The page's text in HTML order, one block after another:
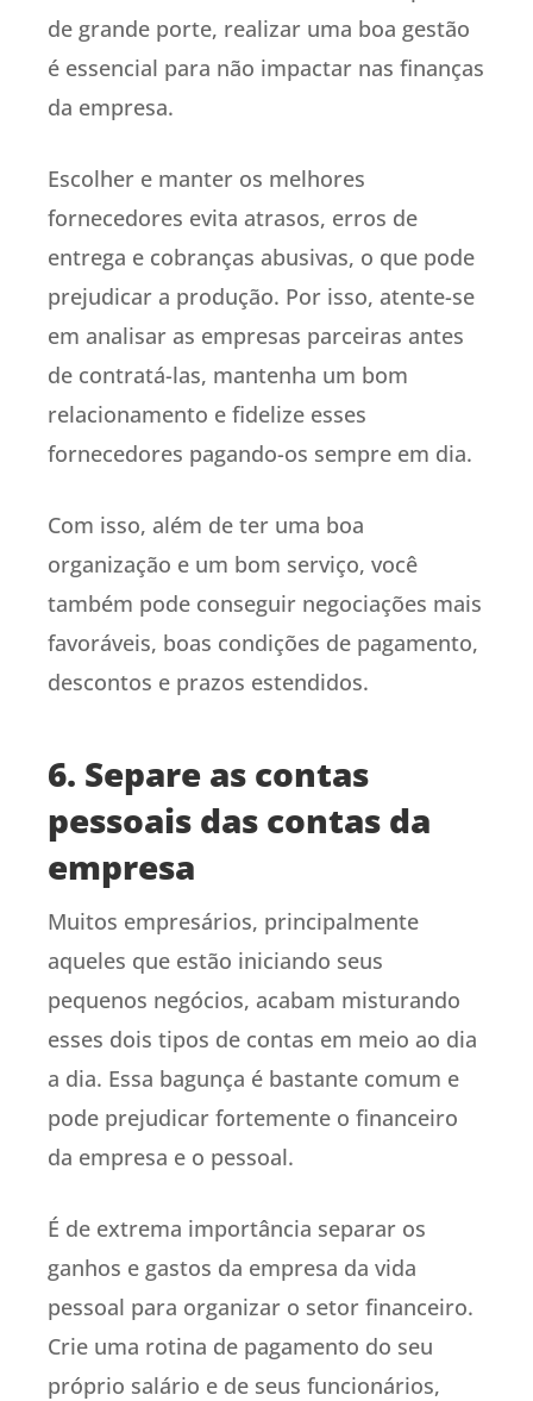
de grande porte, realizar uma boa gestão
é essencial para não impactar nas finanças
da empresa.
Escolher e manter os melhores
fornecedores evita atrasos, erros de
entrega e cobranças abusivas, o que pode
prejudicar a produção. Por isso, atente-se
em analisar as empresas parceiras antes
de contratá-las, mantenha um bom
relacionamento e fidelize esses
fornecedores pagando-os sempre em dia.
Com isso, além de ter uma boa
organização e um bom serviço, você
também pode conseguir negociações mais
favoráveis, boas condições de pagamento,
descontos e prazos estendidos.
6. Separe as contas
pessoais das contas da
empresa
Muitos empresários, principalmente
aqueles que estão iniciando seus
pequenos negócios, acabam misturando
esses dois tipos de contas em meio ao dia
a dia. Essa bagunça é bastante comum e
pode prejudicar fortemente o financeiro
da empresa e o pessoal.
É de extrema importância separar os
ganhos e gastos da empresa da vida
pessoal para organizar o setor financeiro.
Crie uma rotina de pagamento do seu
próprio salário e de seus funcionários,